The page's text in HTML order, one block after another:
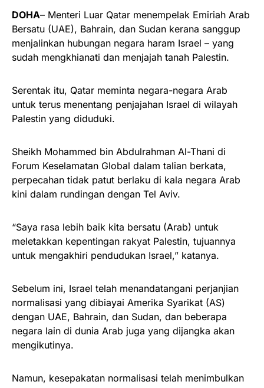
DOHA– Menteri Luar Qatar menempelak Emiriah Arab
Bersatu (UAE), Bahrain, dan Sudan kerana sanggup
menjalinkan hubungan negara haram Israel – yang
sudah mengkhianati dan menjajah tanah Palestin.
Serentak itu, Qatar meminta negara-negara Arab
untuk terus menentang penjajahan Israel di wilayah
Palestin yang diduduki.
Sheikh Mohammed bin Abdulrahman Al-Thani di
Forum Keselamatan Global dalam talian berkata,
perpecahan tidak patut berlaku di kala negara Arab
kini dalam rundingan dengan Tel Aviv.
“Saya rasa lebih baik kita bersatu (Arab) untuk
meletakkan kepentingan rakyat Palestin, tujuannya
untuk mengakhiri pendudukan Israel,” katanya.
Sebelum ini, Israel telah menandatangani perjanjian
normalisasi yang dibiayai Amerika Syarikat (AS)
dengan UAE, Bahrain, dan Sudan, dan beberapa
negara lain di dunia Arab juga yang dijangka akan
mengikutinya.
Namun, kesepakatan normalisasi telah menimbulkan